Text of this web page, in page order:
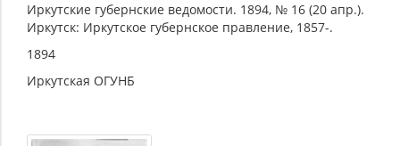
Иркутские губернские ведомости. 1894, № 16 (20 апр.).
Иркутск: Иркутское губернское правление, 1857-.
1894
Иркутская ОГУНБ